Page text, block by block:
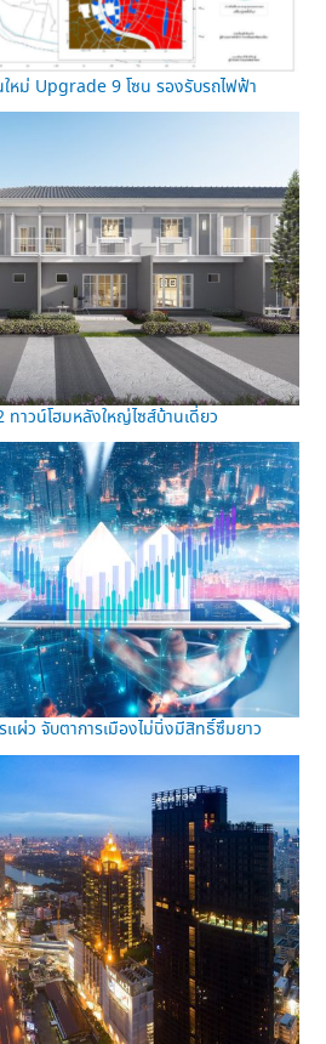
หม่ Upgrade 9 โซน รองรับรถไฟฟ้า
าวน์โฮมหลังใหญ่ไซส์บ้านเดี่ยว
แผ่ว จับตาการเมืองไม่นิ่งมีสิทธิ์ซึมยาว